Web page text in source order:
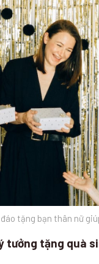
tặng bạn thân nữ
tưởng tặng quà